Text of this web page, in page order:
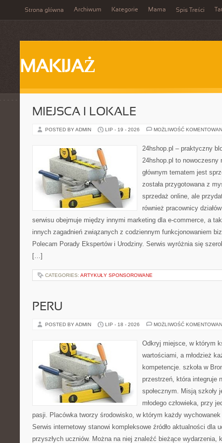
Strona główna Archiwum Kategorie Mama Spis Treści
MAKIJAŻ
MIEJSCA I LOKALE
POSTED BY ADMIN LIP - 19 - 2026 MOŻLIWOŚĆ
24hshop.pl – praktyczny
24hshop.pl to nowoczesny
głównym tematem jest
została przygotowana z
sprzedaż online, ale
również pracownicy
serwisu obejmuje między innymi marketing dla e-commerce, a
innych zagadnień związanych z codziennym funkcjonowaniem
Polecam Porady Ekspertów i Urodziny. Serwis wyróżnia się
[…]
CATEGORIES: ARTYKUŁY SPONSOROWANE
PERU
POSTED BY ADMIN LIP - 18 - 2026 MOŻLIWOŚĆ
Odkryj miejsce, w którym
wartościami, a młodzież
kompetencje. szkoła w
przestrzeń, która integruje
społecznym. Misją szkoły
młodego człowieka, przy
pasji. Placówka tworzy środowisko, w którym każdy
Serwis internetowy stanowi kompleksowe źródło aktualności dla
przyszłych uczniów. Można na niej znaleźć bieżące